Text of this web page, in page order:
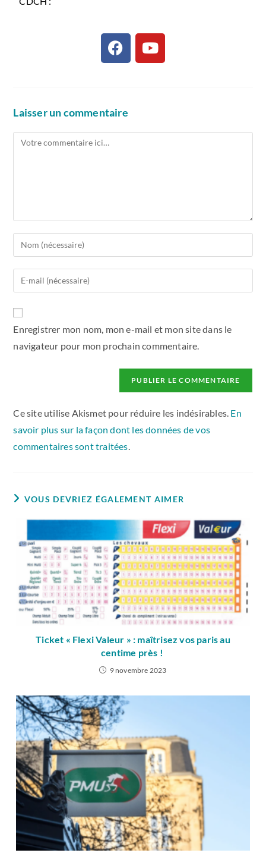
Laisser un commentaire
Enregistrer mon nom, mon e-mail et mon site dans le
navigateur pour mon prochain commentaire.
Ce site utilise Akismet pour réduire les indésirables. En
savoir plus sur la façon dont les données de vos
commentaires sont traitées
VOUS DEVRIEZ ÉGALEMENT AIMER
Ticket « Flexi Valeur » : maîtrisez vos paris au
centime près !
9 novembre 2023